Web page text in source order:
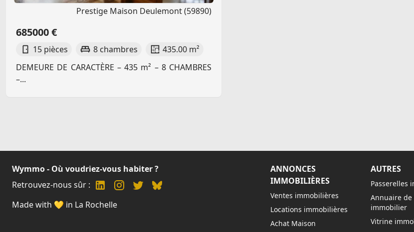
Prestige Maison Deulemont (59890)
685000 €
15 pièces 8 chambres
435.00 m²
DEMEURE DE CARACTÈRE – 435 m² – 8 CHAMBRES
–...
Wymmo - Où voudriez-vous habiter ?
Retrouvez-nous sûr :
Made with 💛 in La Rochelle
ANNONCES
IMMOBILIÈRES
Ventes immobilières
Locations immobilières
Achat Maison
AUTRES
Passerelles
Annuaire de
immobilier
Vitrine